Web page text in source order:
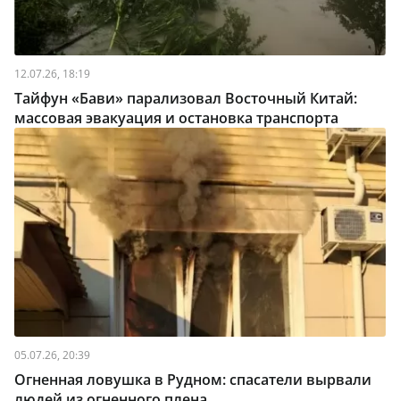
12.07.26, 18:19
Тайфун «Бави» парализовал Восточный Китай:
массовая эвакуация и остановка транспорта
05.07.26, 20:39
Огненная ловушка в Рудном: спасатели вырвали